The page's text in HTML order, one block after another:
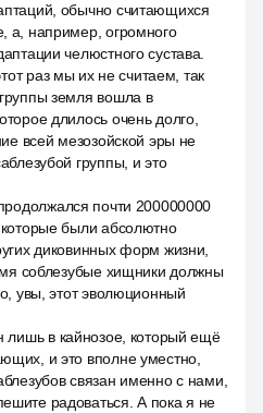
обычно считающихся
а, например, огромного
челюстного сустава.
раз мы их не считаем, так
земля вошла в
длилось очень долго,
всей мезозойской эры не
группы, и это
почти 200000000
были абсолютно
диковинных форм жизни,
соблезубые хищники должны
увы, этот эволюционный
лишь в кайнозое, который ещё
и это вполне уместно,
связан именно с нами,
радоваться. А пока я не